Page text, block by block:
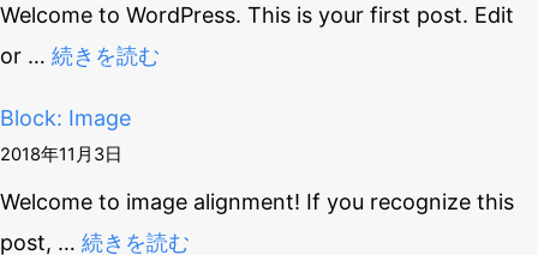
Welcome to WordPress. This is your first post. Edit
or … 続きを読む
Block: Image
2018年11月3日
Welcome to image alignment! If you recognize this
post, … 続きを読む